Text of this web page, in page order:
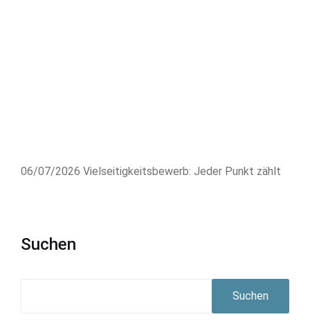
06/07/2026 Vielseitigkeitsbewerb: Jeder Punkt zählt
Suchen
Suchen